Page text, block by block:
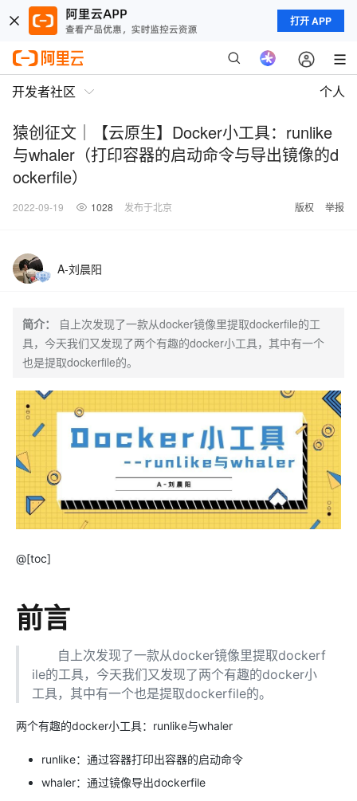
打开 APP
开发者社区 个人
猿创征文｜【云原生】Docker小工具：runlike
与whaler（打印容器的启动命令与导出镜像的d
ockerfile）
2022-09-19 1028 发布于北京 版权 举报
A-刘晨阳
简介：
自上次发现了一款从docker镜像里提取dockerfile的工
具，今天我们又发现了两个有趣的docker小工具，其中有一个
也是提取dockerfile的。
@[toc]
前言
自上次发现了一款从docker镜像里提取dockerf
ile的工具，今天我们又发现了两个有趣的docker小
工具，其中有一个也是提取dockerfile的。
两个有趣的docker小工具：runlike与whaler
runlike：通过容器打印出容器的启动命令
whaler：通过镜像导出dockerfile